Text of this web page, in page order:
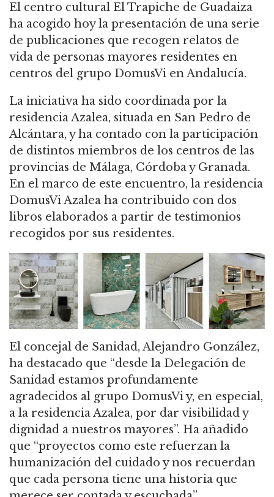
El centro cultural El Trapiche de Guadaiza
ha acogido hoy la presentación de una serie
de publicaciones que recogen relatos de
vida de personas mayores residentes en
centros del grupo DomusVi en Andalucía.
La iniciativa ha sido coordinada por la
residencia Azalea, situada en San Pedro de
Alcántara, y ha contado con la participación
de distintos miembros de los centros de las
provincias de Málaga, Córdoba y Granada.
En el marco de este encuentro, la residencia
DomusVi Azalea ha contribuido con dos
libros elaborados a partir de testimonios
recogidos por sus residentes.
El concejal de Sanidad, Alejandro González,
ha destacado que “desde la Delegación de
Sanidad estamos profundamente
agradecidos al grupo DomusVi y, en especial,
a la residencia Azalea, por dar visibilidad y
dignidad a nuestros mayores”. Ha añadido
que “proyectos como este refuerzan la
humanización del cuidado y nos recuerdan
que cada persona tiene una historia que